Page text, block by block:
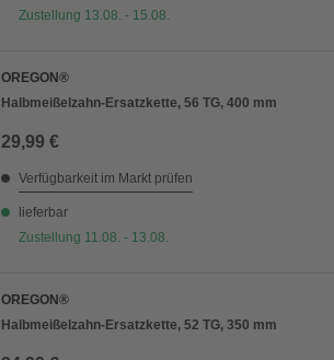
Zustellung 13.08. - 15.08.
OREGON®
Halbmeißelzahn-Ersatzkette, 56 TG, 400 mm
29,99 €
Verfügbarkeit im Markt prüfen
lieferbar
Zustellung 11.08. - 13.08.
OREGON®
Halbmeißelzahn-Ersatzkette, 52 TG, 350 mm